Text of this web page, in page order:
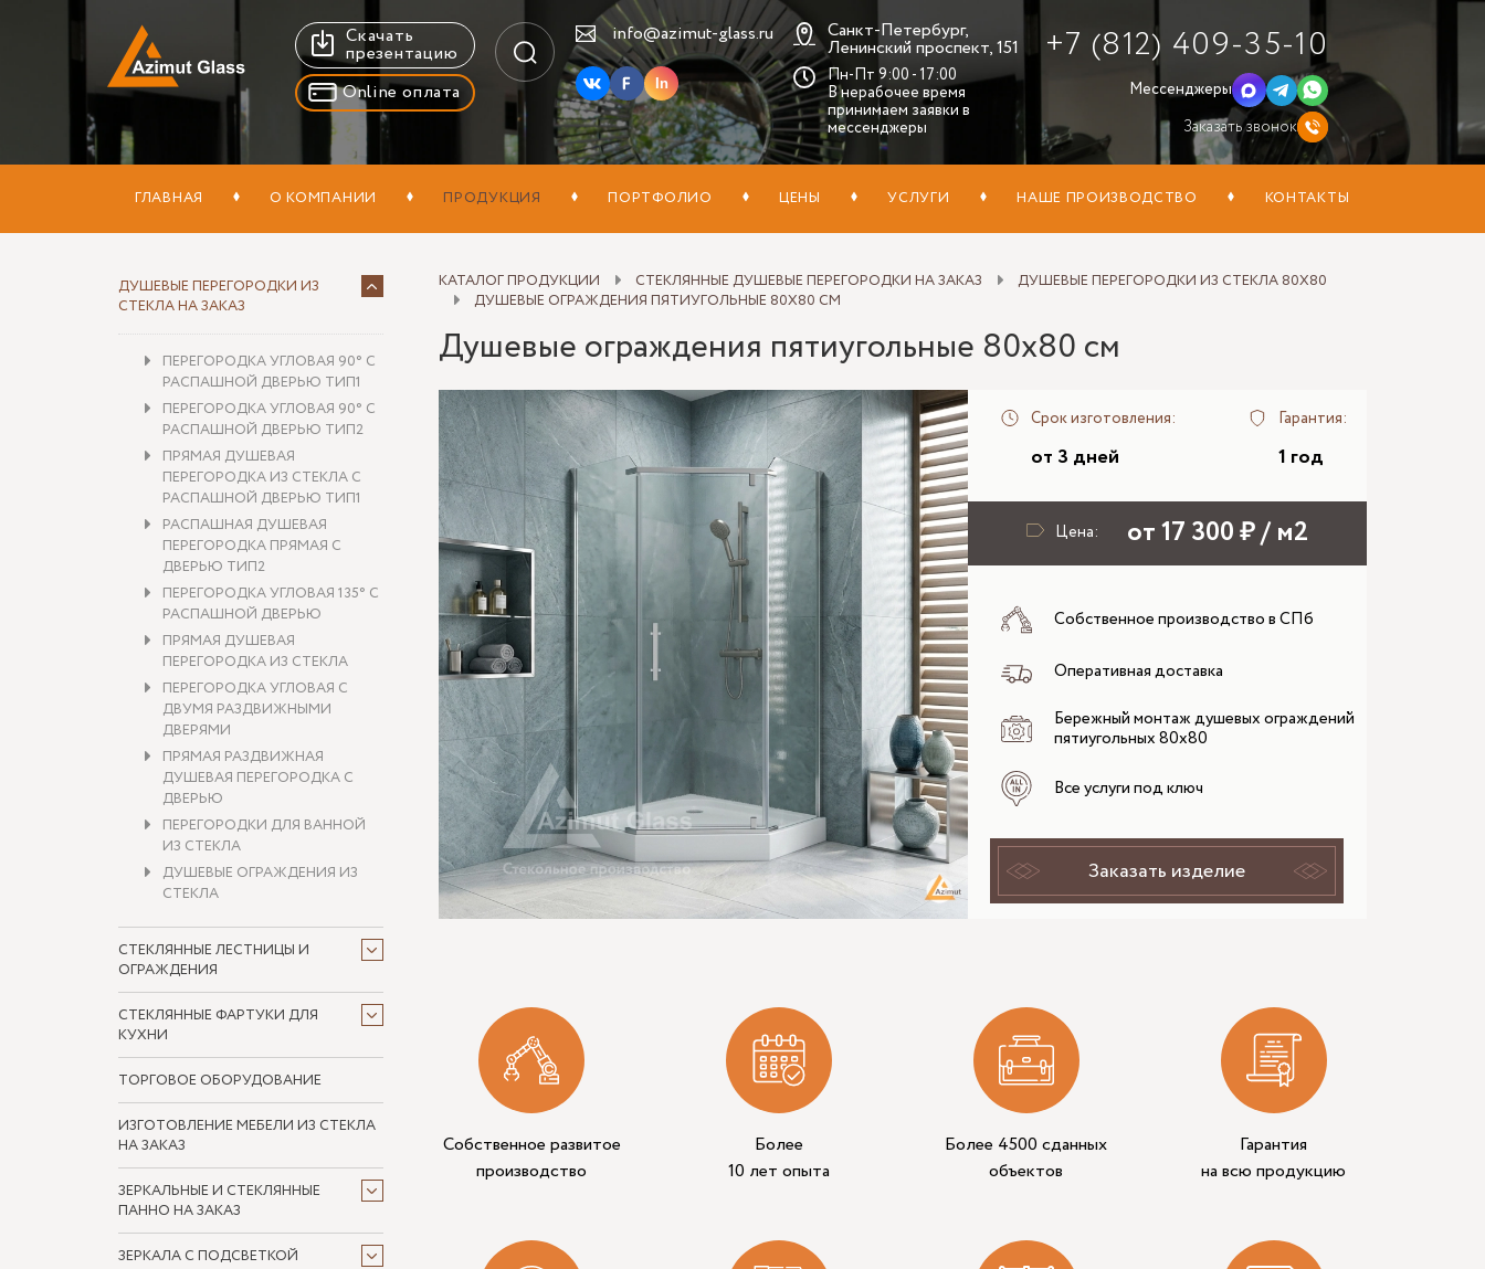
Скачать
презентацию
Online оплата
info@azimut-glass.ru
In
Санкт-Петербург,
Ленинский проспект, 151
Пн-Пт 9:00 - 17:00
В нерабочее время
принимаем заявки в
мессенджеры
+7 (812) 409-35-10
Мессенджеры
Заказать звонок
ГЛАВНАЯ О КОМПАНИИ ПРОДУКЦИЯ ПОРТФОЛИО ЦЕНЫ УСЛУГИ НАШЕ ПРОИЗВОДСТВО КОНТАКТЫ
ДУШЕВЫЕ ПЕРЕГОРОДКИ ИЗ
СТЕКЛА НА ЗАКАЗ
ПЕРЕГОРОДКА УГЛОВАЯ 90° С
РАСПАШНОЙ ДВЕРЬЮ ТИП1
ПЕРЕГОРОДКА УГЛОВАЯ 90° С
РАСПАШНОЙ ДВЕРЬЮ ТИП2
ПРЯМАЯ ДУШЕВАЯ
ПЕРЕГОРОДКА ИЗ СТЕКЛА С
РАСПАШНОЙ ДВЕРЬЮ ТИП1
РАСПАШНАЯ ДУШЕВАЯ
ПЕРЕГОРОДКА ПРЯМАЯ С
ДВЕРЬЮ ТИП2
ПЕРЕГОРОДКА УГЛОВАЯ 135° С
РАСПАШНОЙ ДВЕРЬЮ
ПРЯМАЯ ДУШЕВАЯ
ПЕРЕГОРОДКА ИЗ СТЕКЛА
ПЕРЕГОРОДКА УГЛОВАЯ С
ДВУМЯ РАЗДВИЖНЫМИ
ДВЕРЯМИ
ПРЯМАЯ РАЗДВИЖНАЯ
ДУШЕВАЯ ПЕРЕГОРОДКА С
ДВЕРЬЮ
ПЕРЕГОРОДКИ ДЛЯ ВАННОЙ
ИЗ СТЕКЛА
ДУШЕВЫЕ ОГРАЖДЕНИЯ ИЗ
СТЕКЛА
СТЕКЛЯННЫЕ ЛЕСТНИЦЫ И
ОГРАЖДЕНИЯ
СТЕКЛЯННЫЕ ФАРТУКИ ДЛЯ
КУХНИ
ТОРГОВОЕ ОБОРУДОВАНИЕ
ИЗГОТОВЛЕНИЕ МЕБЕЛИ ИЗ СТЕКЛА
НА ЗАКАЗ
ЗЕРКАЛЬНЫЕ И СТЕКЛЯННЫЕ
ПАННО НА ЗАКАЗ
ЗЕРКАЛА С ПОДСВЕТКОЙ
КАТАЛОГ ПРОДУКЦИИ СТЕКЛЯННЫЕ ДУШЕВЫЕ ПЕРЕГОРОДКИ НА ЗАКАЗ
ДУШЕВЫЕ ПЕРЕГОРОДКИ ИЗ СТЕКЛА 80X80
ДУШЕВЫЕ ОГРАЖДЕНИЯ ПЯТИУГОЛЬНЫЕ 80X80 СМ
Душевые ограждения пятиугольные 80x80 см
Срок изготовления:
от 3 дней
Гарантия:
1 год
Цена: от 17 300 ₽ / м2
Собственное производство в СПб
Оперативная доставка
Бережный монтаж душевых ограждений
пятиугольных 80x80
Все услуги под ключ
Заказать изделие
Собственное развитое
производство
Более
10 лет опыта
Более 4500 сданных
объектов
Гарантия
на всю продукцию